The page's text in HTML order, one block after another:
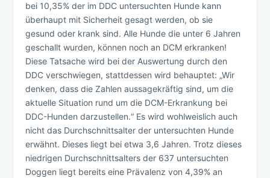
bei 10,35% der im DDC untersuchten Hunde kann
überhaupt mit Sicherheit gesagt werden, ob sie
gesund oder krank sind. Alle Hunde die unter 6 Jahren
geschallt wurden, können noch an DCM erkranken!
Diese Tatsache wird bei der Auswertung durch den
DDC verschwiegen, stattdessen wird behauptet: „Wir
denken, dass die Zahlen aussagekräftig sind, um die
aktuelle Situation rund um die DCM-Erkrankung bei
DDC-Hunden darzustellen.“ Es wird wohlweislich auch
nicht das Durchschnittsalter der untersuchten Hunde
erwähnt. Dieses liegt bei etwa 3,6 Jahren. Trotz dieses
niedrigen Durchschnittsalters der 637 untersuchten
Doggen liegt bereits eine Prävalenz von 4,39% an